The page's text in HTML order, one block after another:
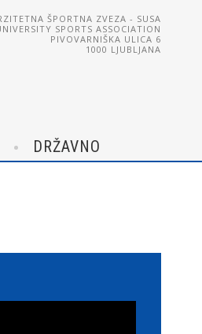
ŠPORTNA ZVEZA - SUSA
SPORTS ASSOCIATION
PIVOVARNIŠKA ULICA 6
1000 LJUBLJANA
DRŽAVNO